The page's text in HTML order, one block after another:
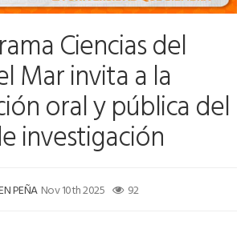
Ciencias del
Mar invita a la
oral y pública del
investigación
PEÑA Nov 10th 2025 92